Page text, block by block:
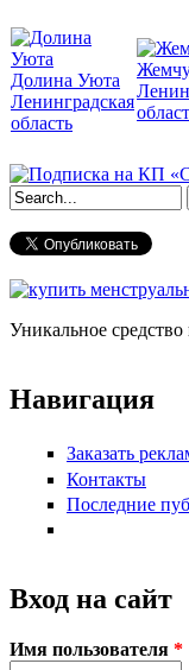
Долина Уюта
Ленинградская
область
Форма поиска
Уникальное
Навигация
Заказать
Контакты
Последние
Вход на сайт
Имя пользователя *